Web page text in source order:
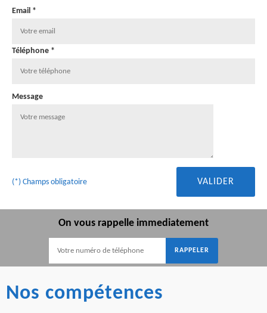
Email *
Téléphone *
Message
(*) Champs obligatoire
On vous rappelle immediatement
Nos compétences